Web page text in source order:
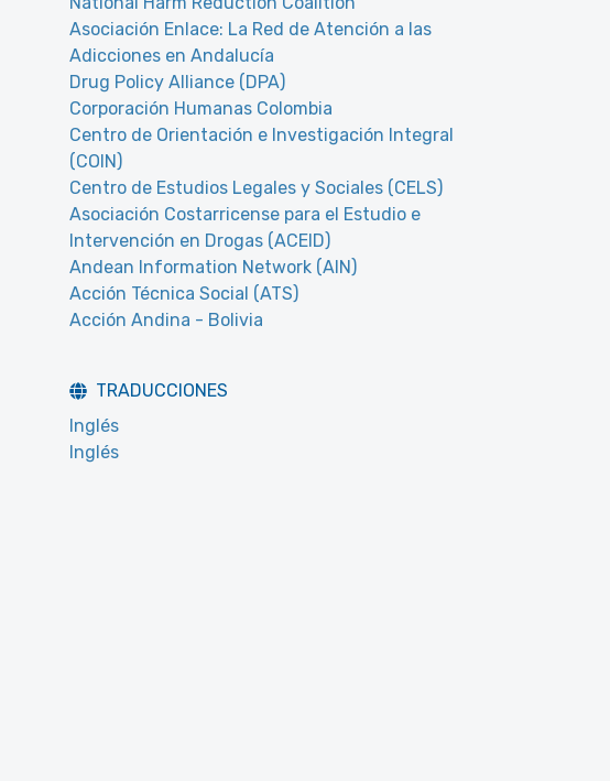
Asociación Enlace: La Red de Atención a las
Adicciones en Andalucía
Drug Policy Alliance (DPA)
Corporación Humanas Colombia
Centro de Orientación e Investigación Integral
(COIN)
Centro de Estudios Legales y Sociales (CELS)
Asociación Costarricense para el Estudio e
Intervención en Drogas (ACEID)
Andean Information Network (AIN)
Acción Técnica Social (ATS)
Acción Andina - Bolivia
TRADUCCIONES
Inglés
Inglés